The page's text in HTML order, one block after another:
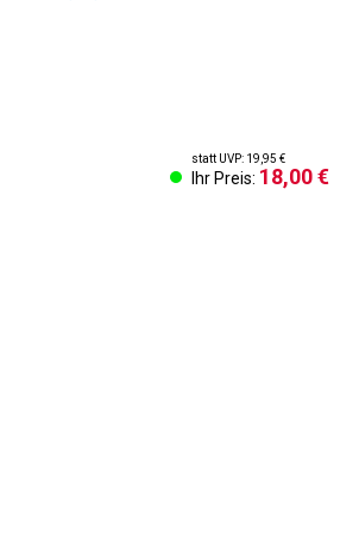
statt UVP: 19,95 €
Ihr Preis: 18,00 €